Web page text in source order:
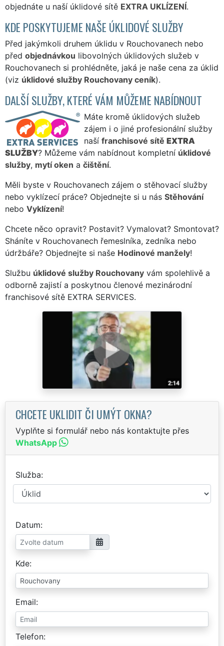
objednáte u naší úklidové sítě EXTRA UKLÍZENÍ.
KDE POSKYTUJEME NAŠE ÚKLIDOVÉ SLUŽBY
Před jakýmkoli druhem úklidu v Rouchovanech nebo
před objednávkou libovolných úklidových služeb v
Rouchovanech si prohlédněte, jaká je naše cena za úklid
(viz úklidové služby Rouchovany ceník).
DALŠÍ SLUŽBY, KTERÉ VÁM MŮŽEME NABÍDNOUT
Máte kromě úklidových služeb
zájem i o jiné profesionální služby
naší franchisové sítě EXTRA
SLUŽBY? Můžeme vám nabídnout kompletní úklidové
služby, mytí oken a čištění.
Měli byste v Rouchovanech zájem o stěhovací služby
nebo vyklízecí práce? Objednejte si u nás Stěhování
nebo Vyklízení!
Chcete něco opravit? Postavit? Vymalovat? Smontovat?
Sháníte v Rouchovanech řemeslníka, zedníka nebo
údržbáře? Objednejte si naše Hodinové manžely!
Službu úklidové služby Rouchovany vám spolehlivě a
odborně zajistí a poskytnou členové mezinárodní
franchisové sítě EXTRA SERVICES.
CHCETE UKLIDIT ČI UMÝT OKNA?
Vyplňte si formulář nebo nás kontaktujte přes
WhatsApp
Služba
Datum
Kde
Email
Telefon